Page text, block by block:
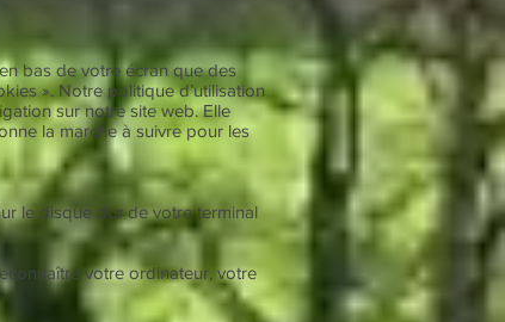
bas de votre écran que des
». Notre politique d’utilisation
sur notre site web. Elle
la marche à suivre pour les
le disque dur de votre terminal
votre ordinateur, votre